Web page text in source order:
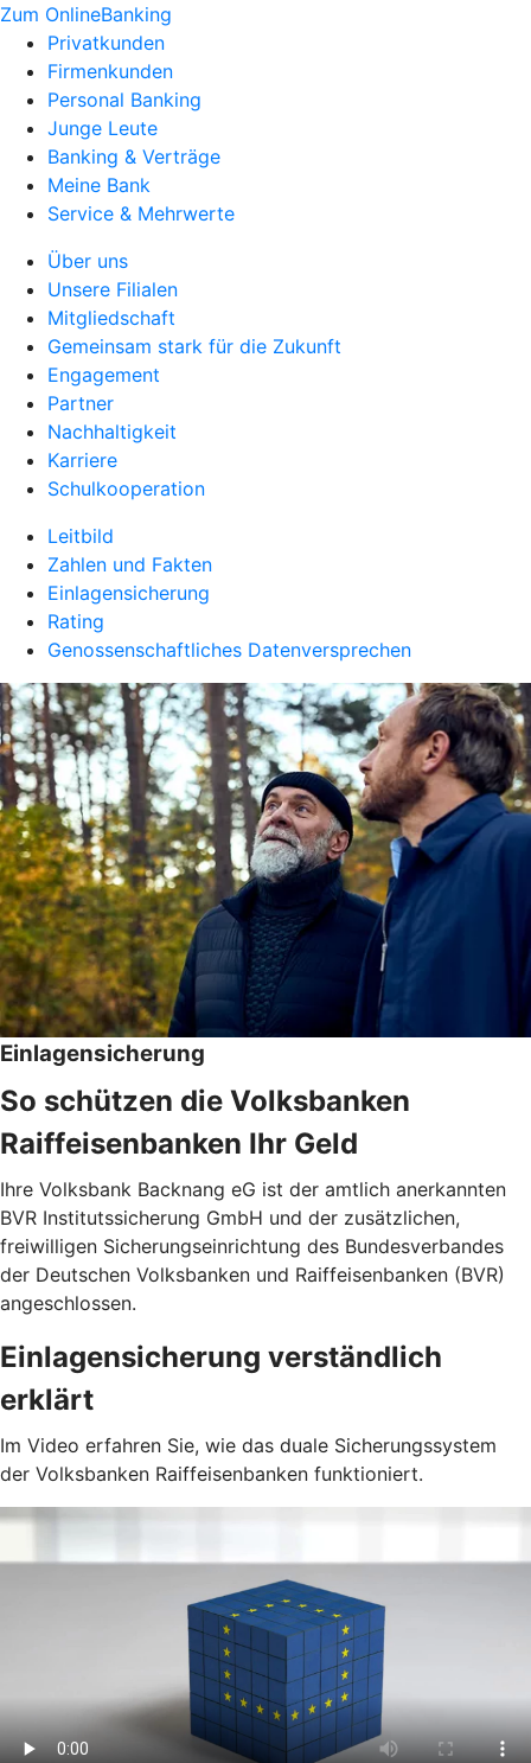
Zum OnlineBanking
Privatkunden
Firmenkunden
Personal Banking
Junge Leute
Banking & Verträge
Meine Bank
Service & Mehrwerte
Über uns
Unsere Filialen
Mitgliedschaft
Gemeinsam stark für die Zukunft
Engagement
Partner
Nachhaltigkeit
Karriere
Schulkooperation
Leitbild
Zahlen und Fakten
Einlagensicherung
Rating
Genossenschaftliches Datenversprechen
Einlagensicherung
So schützen die Volksbanken
Raiffeisenbanken Ihr Geld
Ihre Volksbank Backnang eG ist der amtlich anerkannten
BVR Institutssicherung GmbH und der zusätzlichen,
freiwilligen Sicherungseinrichtung des Bundesverbandes
der Deutschen Volksbanken und Raiffeisenbanken (BVR)
angeschlossen.
Einlagensicherung verständlich
erklärt
Im Video erfahren Sie, wie das duale Sicherungssystem
der Volksbanken Raiffeisenbanken funktioniert.